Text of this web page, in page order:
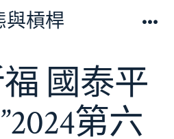
與槓桿
國泰平
第六